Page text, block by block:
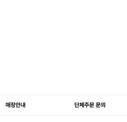
매장안내 단체주문 문의